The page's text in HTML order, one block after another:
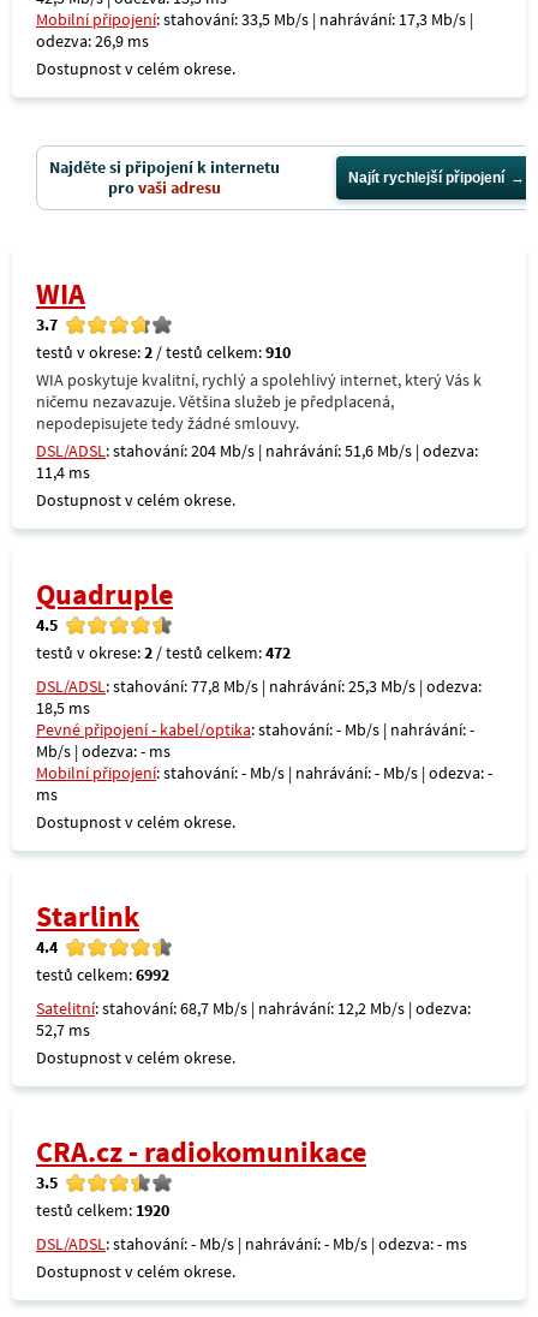
Mobilní připojení: stahování: 33,5 Mb/s | nahrávání: 17,3 Mb/s |
odezva: 26,9 ms
Dostupnost v celém okrese.
Najděte si připojení k internetu
provaši adresu Najít rychlejší připojení
WIA
3.7
testů v okrese:2 / testů celkem:910
WIA poskytuje kvalitní, rychlý a spolehlivý internet, který Vás k
ničemu nezavazuje. Většina služeb je předplacená,
nepodepisujete tedy žádné smlouvy.
DSL/ADSL: stahování: 204 Mb/s | nahrávání: 51,6 Mb/s | odezva:
11,4 ms
Dostupnost v celém okrese.
Quadruple
4.5
testů v okrese:2 / testů celkem:472
DSL/ADSL: stahování: 77,8 Mb/s | nahrávání: 25,3 Mb/s | odezva:
18,5 ms
Pevné připojení - kabel/optika: stahování: - Mb/s | nahrávání: -
Mb/s | odezva: - ms
Mobilní připojení: stahování: - Mb/s | nahrávání: - Mb/s | odezva: -
ms
Dostupnost v celém okrese.
Starlink
4.4
testů celkem:6992
Satelitní: stahování: 68,7 Mb/s | nahrávání: 12,2 Mb/s | odezva:
52,7 ms
Dostupnost v celém okrese.
CRA.cz - radiokomunikace
3.5
testů celkem: 1920
DSL/ADSL: stahování: - Mb/s | nahrávání: - Mb/s | odezva: - ms
Dostupnost v celém okrese.